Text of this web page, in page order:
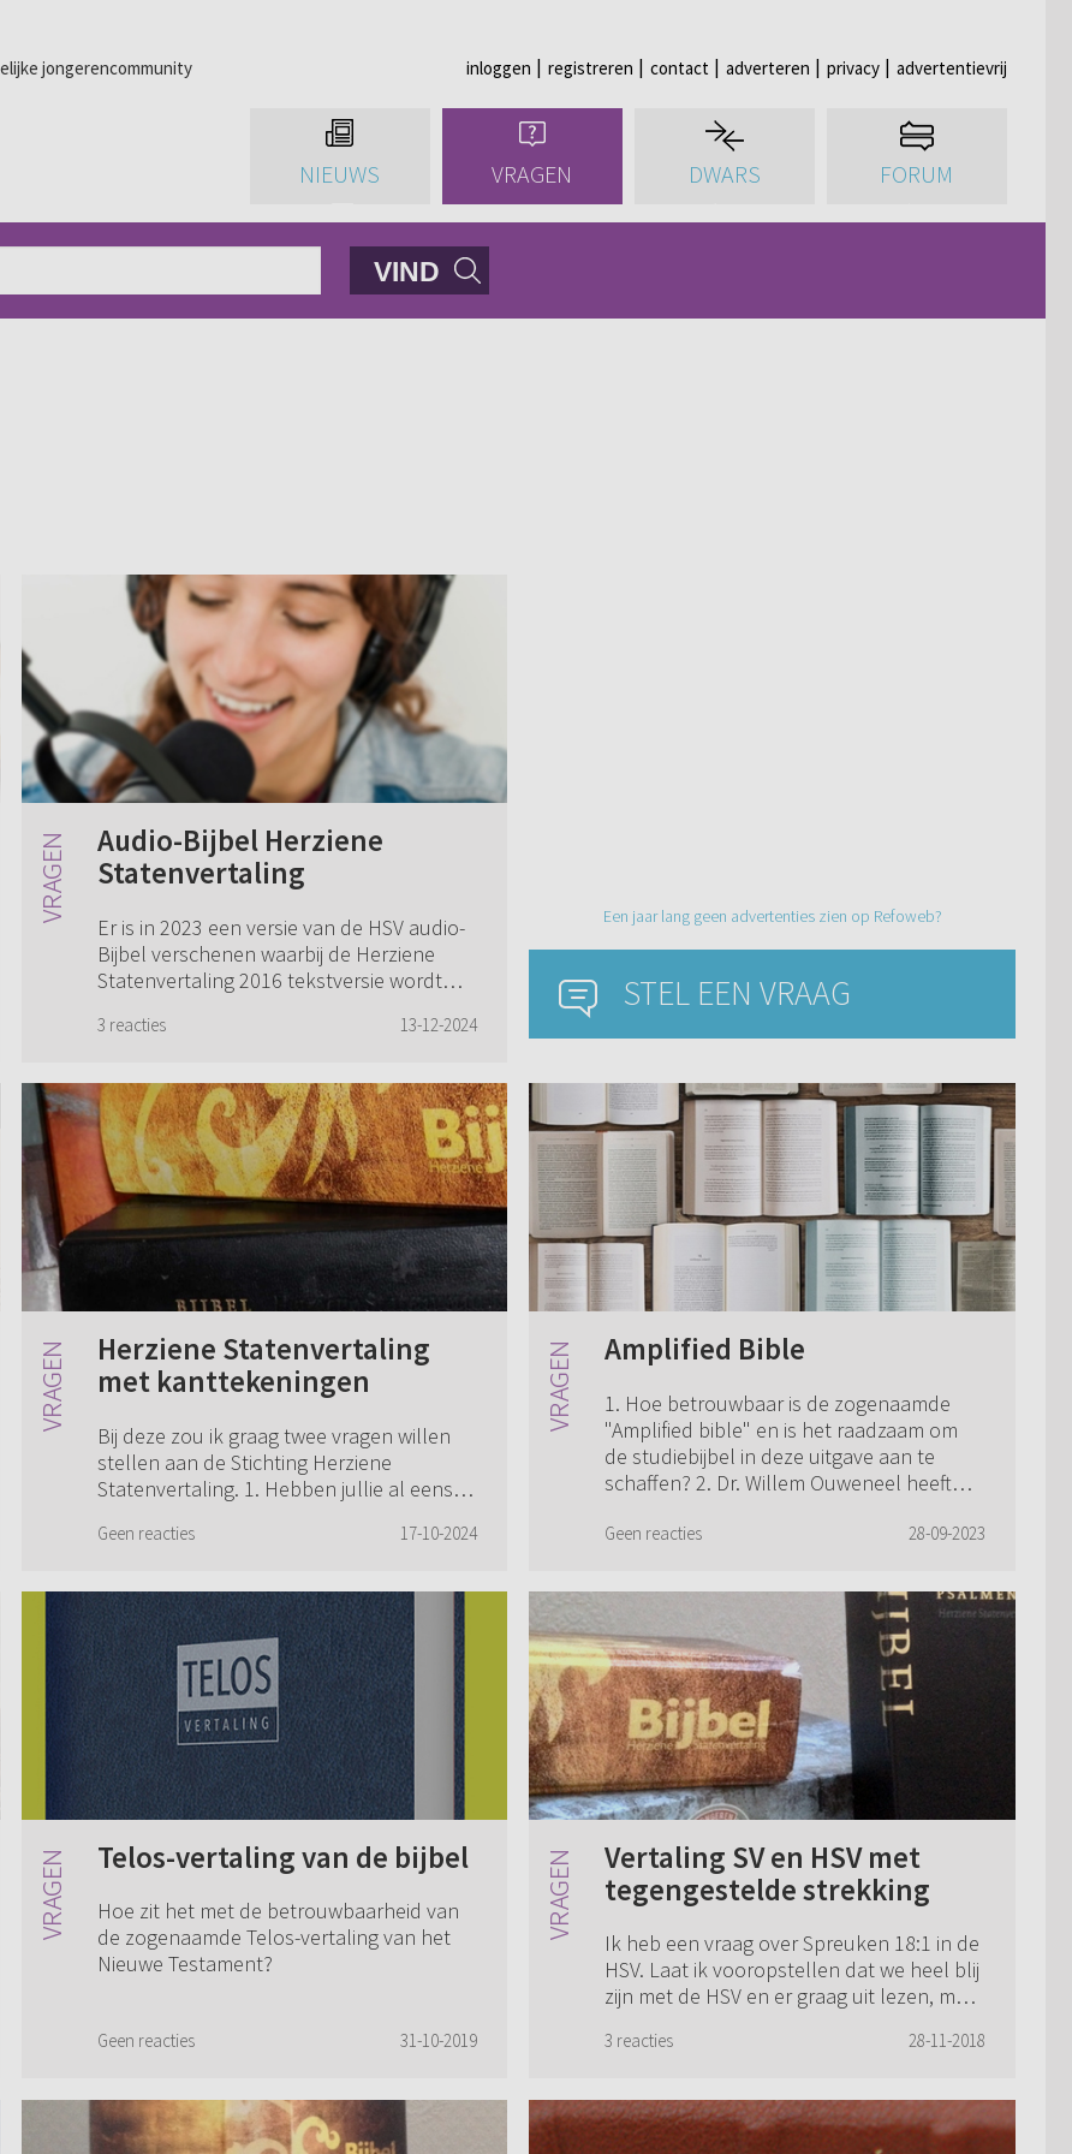
jongerencommunity inloggen registreren contact adverteren privacy advertentievrij
NIEUWS VRAGEN DWARS FORUM
VIND
Audio-Bijbel Herziene
Statenvertaling
Er is in 2023 een versie van de HSV audio-
Bijbel verschenen waarbij de Herziene
Statenvertaling 2016 tekstversie wordt
om de audio (tegen betaling) te
3 reacties 13-12-2024
Een jaar lang geen advertenties zien op Refoweb?
STEL EEN VRAAG
Herziene Statenvertaling
met kanttekeningen
Bij deze zou ik graag twee vragen willen
stellen aan de Stichting Herziene
Statenvertaling. 1. Hebben jullie al eens
kanttekeningen uit te geven? Die vind ik
Geen reacties 17-10-2024
Amplified Bible
1. Hoe betrouwbaar is de zogenaamde
"Amplified bible" en is het raadzaam om
de studiebijbel in deze uitgave aan te
schaffen? 2. Dr. Willem Ouweneel heeft
Testam...
Geen reacties 28-09-2023
Telos-vertaling van de bijbel
Hoe zit het met de betrouwbaarheid van
de zogenaamde Telos-vertaling van het
Nieuwe Testament?
Geen reacties 31-10-2019
Vertaling SV en HSV met
tegengestelde strekking
Ik heb een vraag over Spreuken 18:1 in de
HSV. Laat ik vooropstellen dat we heel blij
zijn met de HSV en er graag uit lezen, maar
we toch een vraag. In de State...
3 reacties 28-11-2018